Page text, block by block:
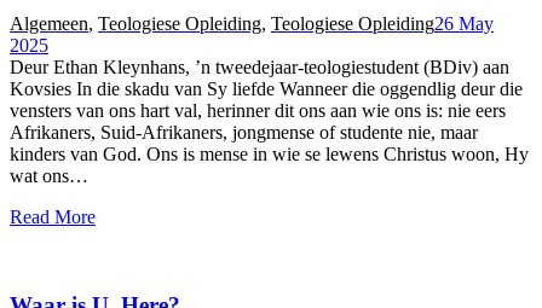
Algemeen, Teologiese Opleiding, Teologiese Opleiding26 May
2025
Deur Ethan Kleynhans, ’n tweedejaar-teologiestudent (BDiv) aan
Kovsies In die skadu van Sy liefde Wanneer die oggendlig deur die
vensters van ons hart val, herinner dit ons aan wie ons is: nie eers
Afrikaners, Suid-Afrikaners, jongmense of studente nie, maar
kinders van God. Ons is mense in wie se lewens Christus woon, Hy
wat ons…
Read More